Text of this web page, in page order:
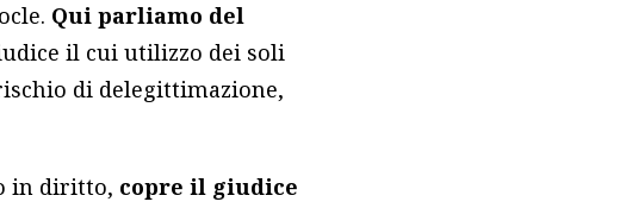
Qui parliamo del
il cui utilizzo dei soli
di delegittimazione,
in diritto, copre il giudice